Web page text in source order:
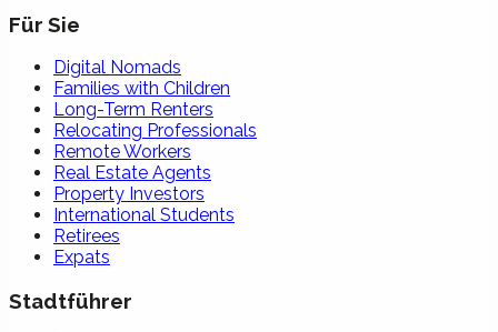
Für Sie
Digital Nomads
Families with Children
Long-Term Renters
Relocating Professionals
Remote Workers
Real Estate Agents
Property Investors
International Students
Retirees
Expats
Stadtführer